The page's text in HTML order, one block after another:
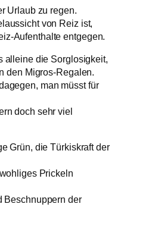
Urlaub zu regen.
von Reiz ist,
Aufenthalte entgegen.
alleine die Sorglosigkeit,
den Migros-Regalen.
man müsst für
doch sehr viel
Grün, die Türkiskraft der
Prickeln
Beschnuppern der